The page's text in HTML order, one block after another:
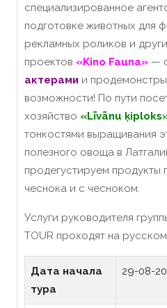
специализированное
подготовке животных для
рекламных роликов и
проектов «Kino Fauna» —
актерами и
возможности! По пути
хозяйство «Līvānu
тонкостями выращивания
полезного овоща в
продегустируем продукты
чеснока и с чесноком.
Услуги руководителя
TOUR проходят на
Дата начала
тура
29-08-